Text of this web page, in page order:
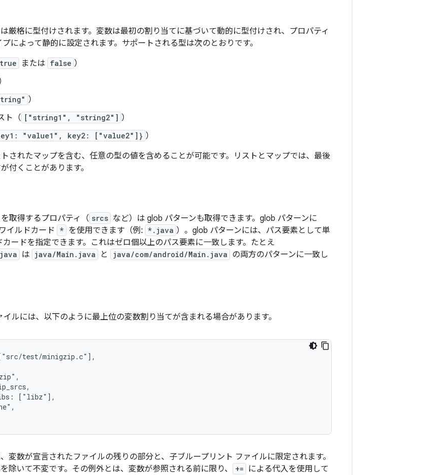
厳格に型付けされます。変数は最初の割り当てに基づいて動的に型付けされ、プロパティ
によって静的に設定されます。サポートされる型は次のとおりです。
true または false ）
）
ト（ ["string1", "string2"] ）
"value1", key2: ["value2"]} ）
されたマップを含む、任意の型の値を含めることが可能です。リストとマップでは、最後
付くことがあります。
取得するプロパティ（ srcs など）は glob パターンも取得できます。glob パターンに
イルドカード
* を使用できます（例: *.java ）。glob パターンには、パス要素として単
カードを指定できます。これはゼロ個以上のパス要素に一致します。たとえ
は java/Main.java と java/com/android/Main.java の両方のパターンに一致し
イルには、以下のように最上位の変数割り当てが含まれる場合があります。
test/minigzip.c"],
["libz"],
変数が宣言されたファイルの残りの部分と、子ブループリント ファイルに限定されます。
除いて不変です。その例外とは、変数が参照される前に限り、
+=
による代入を使用して